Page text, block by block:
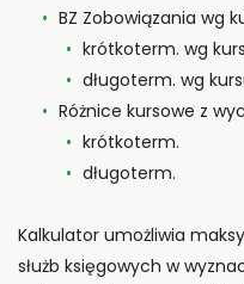
BZ Zobowiązania wg
krótkoterm. wg
długoterm. wg
Różnice kursowe z
krótkoterm.
długoterm.
Kalkulator umożliwia
służb księgowych w